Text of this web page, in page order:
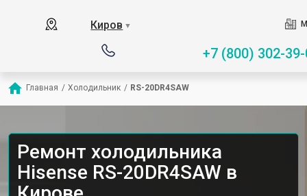
Киров ▼
+7 (800) 302-
Главная / Холодильник / RS-20DR4SAW
Ремонт холодильника
Hisense RS-20DR4SAW в